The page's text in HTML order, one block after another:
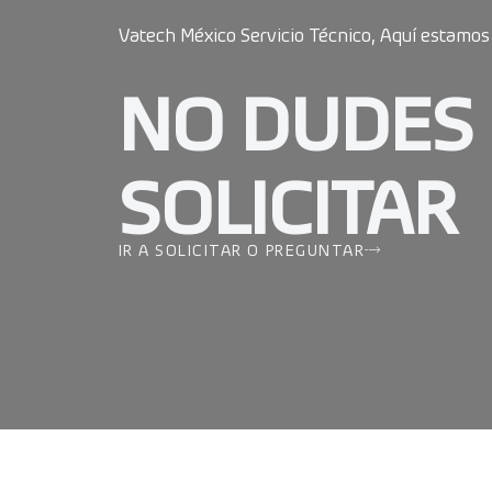
Vatech México Servicio Técnico, Aquí estamos
NO DUDES
SOLICITAR
IR A SOLICITAR O PREGUNTAR